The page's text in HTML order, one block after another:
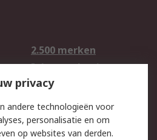
2.500 merken
Inkoopoplossingen
Technisch advies
privacy
andere technologieën voor
personalisatie en om
op websites van derden.